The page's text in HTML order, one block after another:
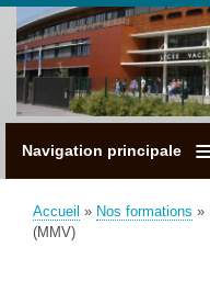
Navigation principale
Fil
Accueil Nos formations
(MMV)